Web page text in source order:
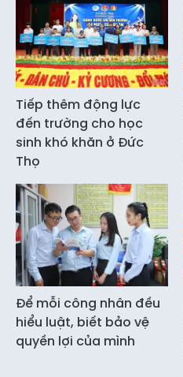
Tiếp thêm động lực
đến trường cho học
sinh khó khăn ở Đức
Thọ
Để mỗi công nhân đều
hiểu luật, biết bảo vệ
quyền lợi của mình